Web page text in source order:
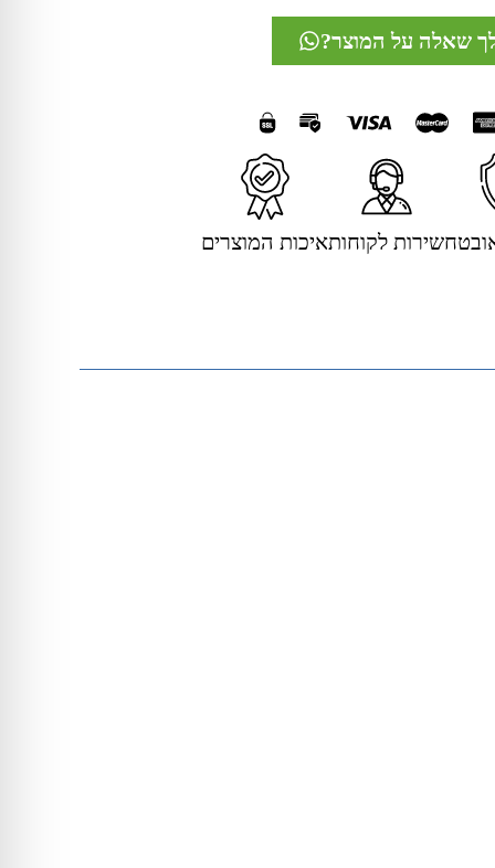
שאלה על המוצר?
שירות לקוחותאיכות המוצרים